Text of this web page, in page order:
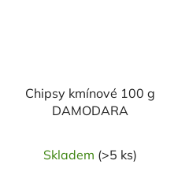
Chipsy kmínové 100 g
DAMODARA
Skladem (>5 ks)